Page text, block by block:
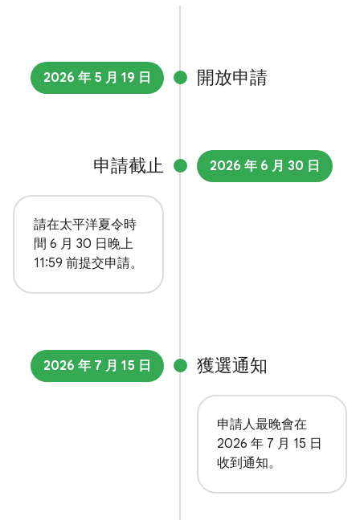
2026 年 5 月 19 日 開放申請
2026 年 6 月 30 日
申請截止
請在太平洋夏令時
間 6 月 30 日晚上
11:59 前提交申請。
2026 年 7 月 15 日 獲選通知
申請人最晚會在
2026 年 7 月 15 日
收到通知。